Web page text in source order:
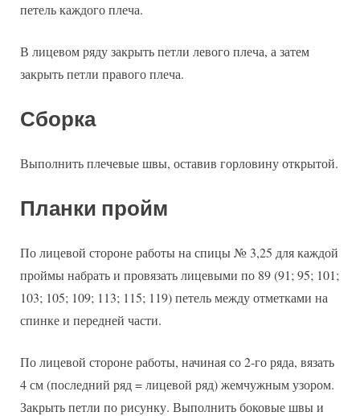
петель каждого плеча.
В лицевом ряду закрыть петли левого плеча, а затем
закрыть петли правого плеча.
Сборка
Выполнить плечевые швы, оставив горловину открытой.
Планки пройм
По лицевой стороне работы на спицы № 3,25 для каждой
проймы набрать и провязать лицевыми по 89 (91; 95; 101;
103; 105; 109; 113; 115; 119) петель между отметками на
спинке и передней части.
По лицевой стороне работы, начиная со 2-го ряда, вязать
4 см (последний ряд = лицевой ряд) жемчужным узором.
Закрыть петли по рисунку. Выполнить боковые швы и